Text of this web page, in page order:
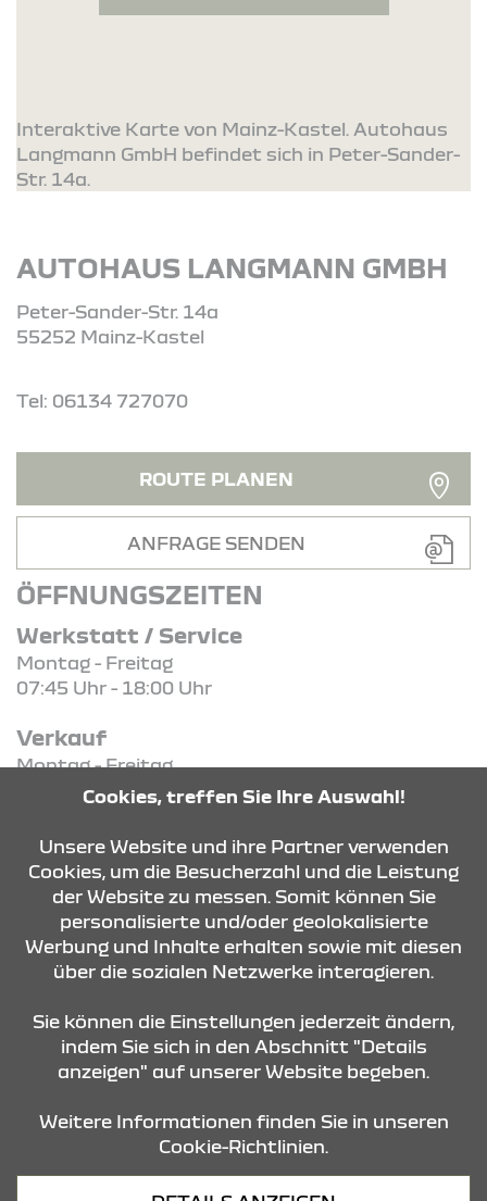
Interaktive Karte von Mainz-Kastel. Autohaus
Langmann GmbH befindet sich in Peter-Sander-
Str. 14a.
AUTOHAUS LANGMANN GMBH
Peter-Sander-Str. 14a
55252 Mainz-Kastel
Tel: 06134 727070
ROUTE PLANEN
ANFRAGE SENDEN
ÖFFNUNGSZEITEN
Werkstatt / Service
Montag - Freitag
07:45 Uhr - 18:00 Uhr
Verkauf
Montag - Freitag
08:15 Uhr - 18:00 Uhr
09:00 Uhr - 13:00 Uhr
KONTAKT & ANFAHRT
Datenschutz
Cookies, treffen Sie Ihre Auswahl!
Unsere Website und ihre Partner verwenden
Cookies, um die Besucherzahl und die Leistung
der Website zu messen. Somit können Sie
personalisierte und/oder geolokalisierte
Werbung und Inhalte erhalten sowie mit diesen
über die sozialen Netzwerke interagieren.
Sie können die Einstellungen jederzeit ändern,
indem Sie sich in den Abschnitt "Details
anzeigen" auf unserer Website begeben.
Weitere Informationen finden Sie in unseren
Cookie-Richtlinien.